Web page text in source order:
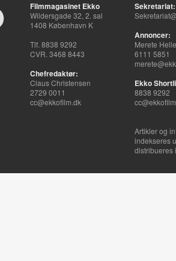
Filmmagasinet Ekko
Wildersgade 32, 2. sal
1408 København K
Tlf. 8838 9292
CVR. 3468 8443
Chefredaktør:
Claus Christensen
2729 0011
cc@ekkofilm.dk
Sekretariat:
Annoncer:
Merete
6111 5851
Ekko
8838 9292
Artikler og
indekseres
distribueres